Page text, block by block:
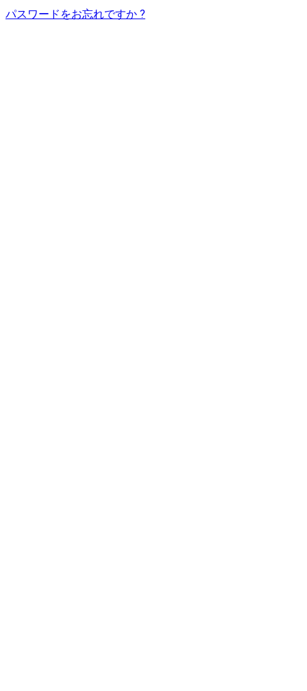
パスワードをお忘れですか ?